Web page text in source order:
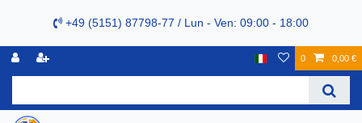
+49 (5151) 87798-77 / Lun - Ven: 09:00 - 18:00
0 0,00 €